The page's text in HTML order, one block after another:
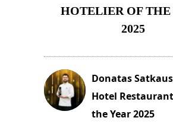
HOTELIER OF THE
2025
Donatas
Hotel
the Year 2025